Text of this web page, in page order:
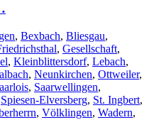
, Bexbach, Bliesgau,
, Gesellschaft,
, Kleinblittersdorf, Lebach,
, Neunkirchen, Ottweiler,
, Saarwellingen,
Spiesen-Elversberg, St. Ingbert,
, Völklingen, Wadern,